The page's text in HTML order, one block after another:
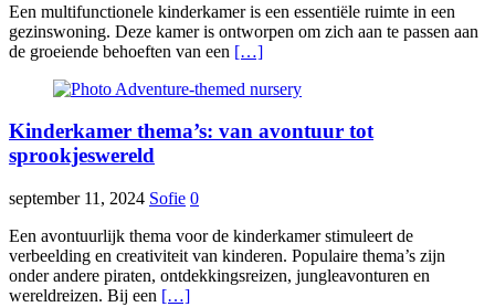
Een multifunctionele kinderkamer is een essentiële ruimte in een
gezinswoning. Deze kamer is ontworpen om zich aan te passen aan
de groeiende behoeften van een […]
Kinderkamer thema’s: van avontuur tot
sprookjeswereld
september 11, 2024 Sofie 0
Een avontuurlijk thema voor de kinderkamer stimuleert de
verbeelding en creativiteit van kinderen. Populaire thema’s zijn
onder andere piraten, ontdekkingsreizen, jungleavonturen en
wereldreizen. Bij een […]